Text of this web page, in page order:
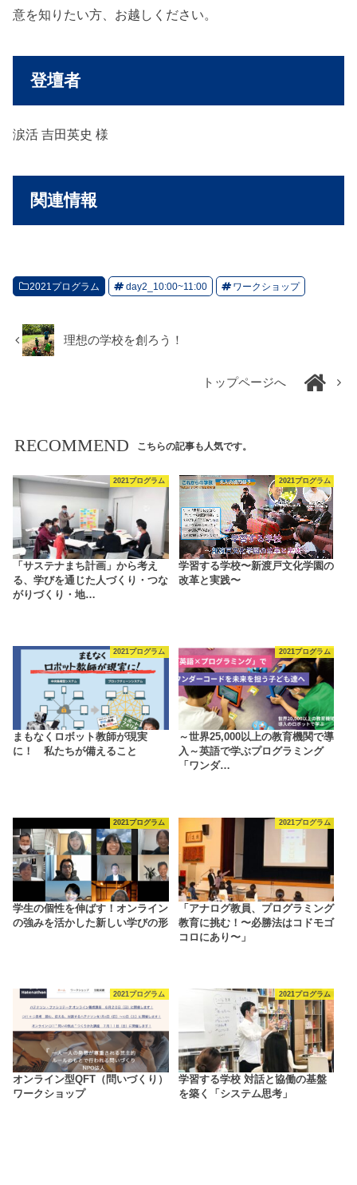
意を知りたい方、お越しください。
登壇者
涙活 吉田英史 様
関連情報
2021プログラム day2_10:00~11:00 ワークショップ
理想の学校を創ろう！
トップページへ
RECOMMEND こちらの記事も人気です。
2021プログラム
「サステナまち計画」から考え
る、学びを通じた人づくり・つな
がりづくり・地…
2021プログラム
学習する学校〜新渡戸文化学園の
改革と実践〜
2021プログラム
まもなくロボット教師が現実
に！ 私たちが備えること
2021プログラム
～世界25,000以上の教育機関で導
入～英語で学ぶプログラミング
「ワンダ…
2021プログラム
学生の個性を伸ばす！オンライン
の強みを活かした新しい学びの形
2021プログラム
「アナログ教員、プログラミング
教育に挑む！〜必勝法はコドモゴ
コロにあり〜」
2021プログラム
オンライン型QFT（問いづくり）
ワークショップ
2021プログラム
学習する学校 対話と協働の基盤
を築く「システム思考」